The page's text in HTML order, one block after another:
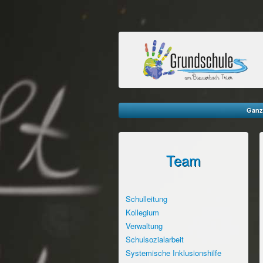
Team
überspringen
Schulleitung
Kollegium
Verwaltung
Schulsozialarbeit
Systemische Inklusionshilfe